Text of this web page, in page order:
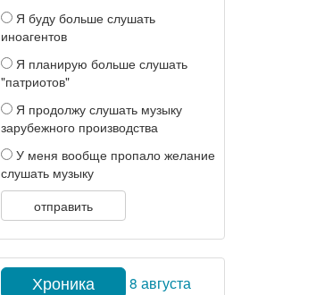
Я буду больше слушать
иноагентов
Я планирую больше слушать
"патриотов"
Я продолжу слушать музыку
зарубежного производства
У меня вообще пропало желание
слушать музыку
отправить
Хроника 8 августа